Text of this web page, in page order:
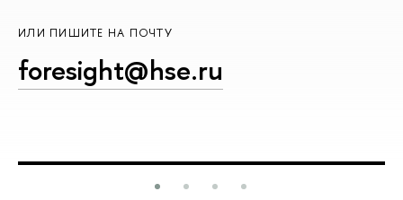
ИЛИ ПИШИТЕ НА ПОЧТУ
foresight@hse.ru